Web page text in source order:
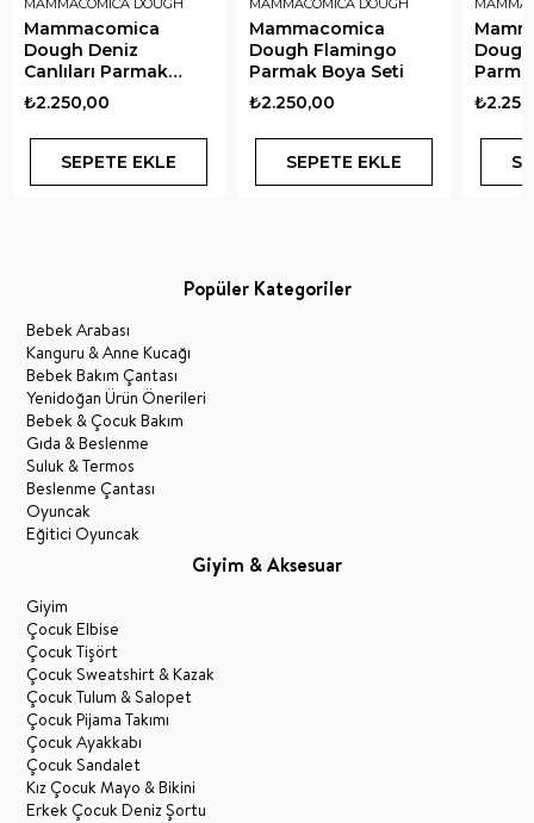
MAMMACOMICA DOUGH
Mammacomica
Dough Deniz
Canlıları Parmak
Boya Seti
₺2.250,00
SEPETE EKLE
MAMMACOMICA DOUGH
Mammacomica
Dough Flamingo
Parmak Boya Seti
₺2.250,00
SEPETE EKLE
Popüler Kategoriler
Bebek Arabası
Kanguru & Anne Kucağı
Bebek Bakım Çantası
Yenidoğan Ürün Önerileri
Bebek & Çocuk Bakım
Gıda & Beslenme
Suluk & Termos
Beslenme Çantası
Oyuncak
Eğitici Oyuncak
Giyim & Aksesuar
Giyim
Çocuk Elbise
Çocuk Tişört
Çocuk Sweatshirt & Kazak
Çocuk Tulum & Salopet
Çocuk Pijama Takımı
Çocuk Ayakkabı
Çocuk Sandalet
Kız Çocuk Mayo & Bikini
Erkek Çocuk Deniz Şortu